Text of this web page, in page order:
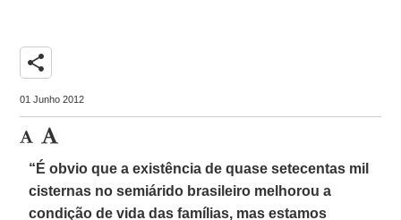
share
01 Junho 2012
“É obvio que a existência de quase setecentas mil
cisternas no semiárido brasileiro melhorou a
condição de vida das famílias, mas estamos